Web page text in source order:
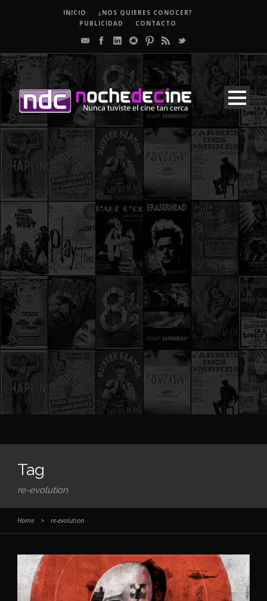
INICIO
¿NOS QUIERES CONOCER?
PUBLICIDAD
CONTACTO
Tag
re-evolution
Home > re-evolution